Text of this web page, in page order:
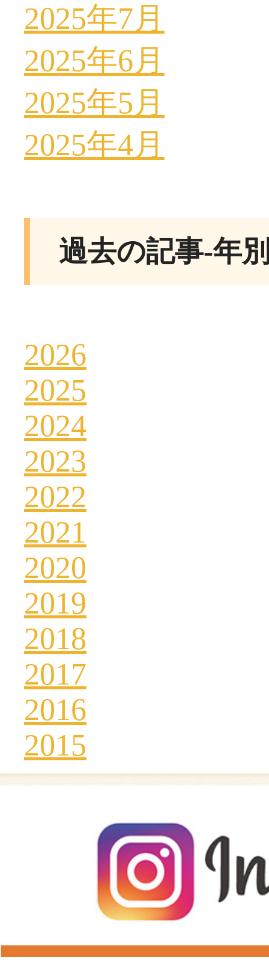
2025年7月
2025年6月
2025年5月
2025年4月
過去の記事-年
2026
2025
2024
2023
2022
2021
2020
2019
2018
2017
2016
2015